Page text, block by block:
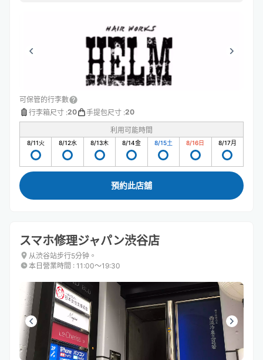
可保管的行李數
行李箱尺寸 :20 手提包尺寸 :20
利用可能時間
8/11火 8/12水 8/13木 8/14金 8/15土 8/16日 8/17月
預約此店舖
スマホ修理ジャパン渋谷店
从渋谷站步行5分钟。
本日營業時間 : 11:00〜19:30